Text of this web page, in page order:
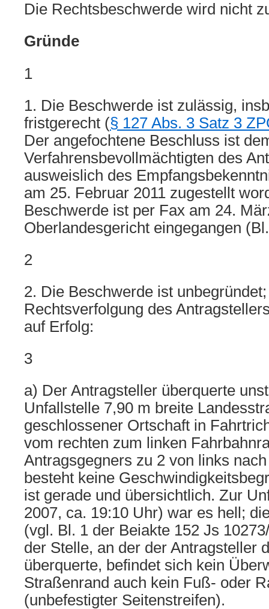
Die Rechtsbeschwerde wird nicht
Gründe
1
1. Die Beschwerde ist zulässig,
fristgerecht (§ 127 Abs. 3 Satz 3
Der angefochtene Beschluss ist
Verfahrensbevollmächtigten des
ausweislich des
am 25. Februar 2011 zugestellt
Beschwerde ist per Fax am 24.
Oberlandesgericht eingegangen
2
2. Die Beschwerde ist
Rechtsverfolgung des
auf Erfolg:
3
a) Der Antragsteller überquerte
Unfallstelle 7,90 m breite
geschlossener Ortschaft in
vom rechten zum linken
Antragsgegners zu 2 von links
besteht keine
ist gerade und übersichtlich. Zur
2007, ca. 19:10 Uhr) war es hell;
(vgl. Bl. 1 der Beiakte 152 Js
der Stelle, an der der Antragsteller
überquerte, befindet sich kein
Straßenrand auch kein Fuß- oder
(unbefestigter Seitenstreifen).